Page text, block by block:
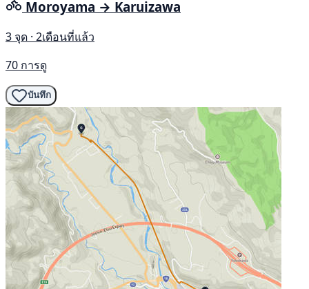
Moroyama → Karuizawa
3 จุด · 2เดือนที่แล้ว
70 การดู
บันทึก